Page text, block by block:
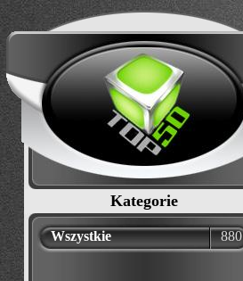
Kategorie
Wszystkie 880